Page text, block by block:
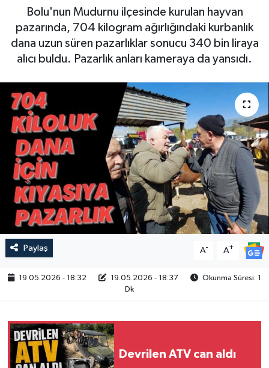
Bolu'nun Mudurnu ilçesinde kurulan hayvan
pazarında, 704 kilogram ağırlığındaki kurbanlık
dana uzun süren pazarlıklar sonucu 340 bin liraya
alıcı buldu. Pazarlık anları kameraya da yansıdı.
Paylaş A- A+
19.05.2026 - 18:32 19.05.2026 - 18:37
Okunma Süresi: 1
Dk
Devrilen ATV can aldı